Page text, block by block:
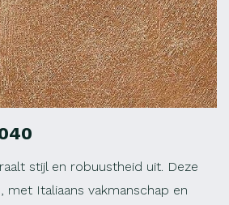
stijl en robuustheid uit. Deze
met Italiaans vakmanschap en